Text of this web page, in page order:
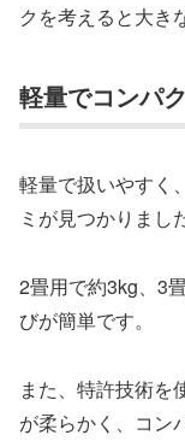
クを考えると大き
軽量でコンパ
軽量で扱いやすく、
ミが見つかりまし
2畳用で約3kg、3
びが簡単です。
また、特許技術を
が柔らかく、コン